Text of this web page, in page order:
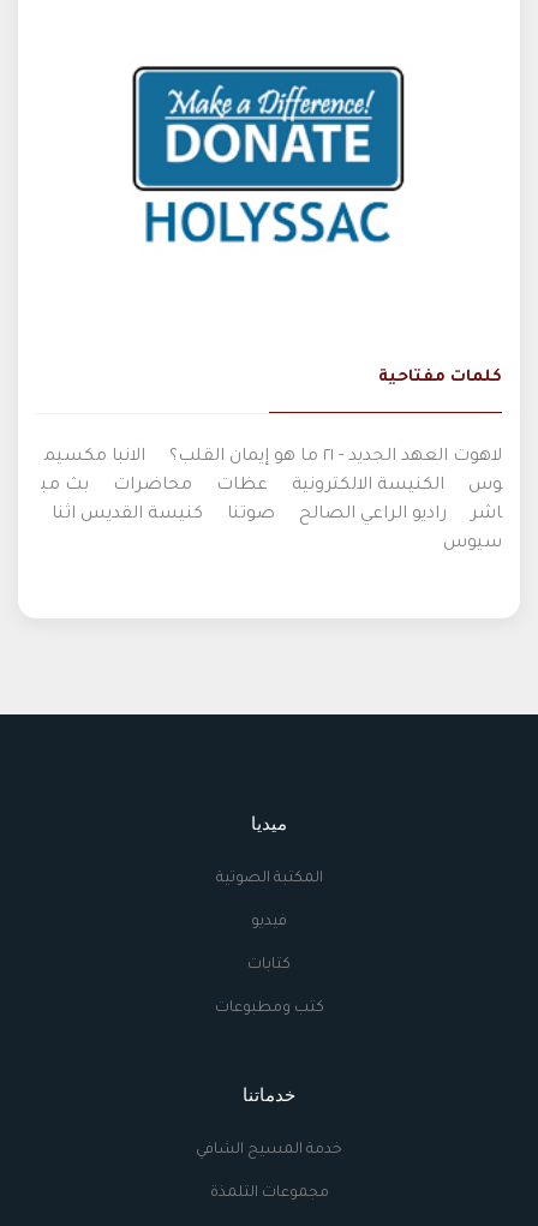
كلمات مفتاحية
لاهوت العهد الجديد - ٢١ ما هو إيمان القلب؟
الانبا مكسيم
وس
الكنيسة الالكترونية عظات محاضرات
بث مب
اشر
راديو الراعي الصالح صوتنا
كنيسة القديس اثنا
سيوس
ميديا
المكتبة الصوتية
فيديو
كتابات
كتب ومطبوعات
خدماتنا
خدمة المسيح الشافي
مجموعات التلمذة